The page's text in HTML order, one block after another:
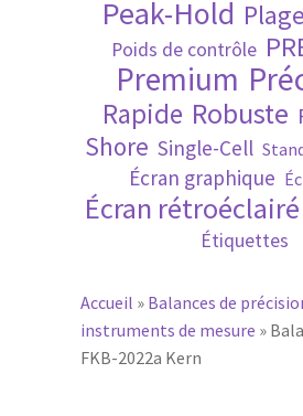
Peak-Hold
Poids de contrôle
Premium
Rapide Robuste
Shore Single-Cell
Écran graphique
Écran rétroéclairé
Étiquettes
Accueil » Balances de
instruments de mesure »
FKB-2022a Kern